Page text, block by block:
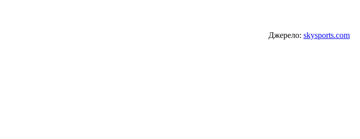
Джерело: skysports.com